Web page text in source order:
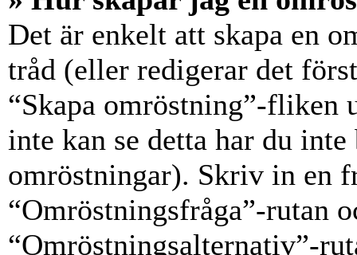
Det är enkelt att skapa en
tråd (eller redigerar det
“Skapa omröstning”-fliken
inte kan se detta har du
omröstningar). Skriv in en
“Omröstningsfråga”-rutan
“Omröstningsalternativ”-